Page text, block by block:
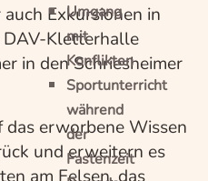
Umgang
mit
Konflikten
Sportunterricht
während
der
Fastenzeit
Exkursionen in
DAV-Kletterhalle
in den Schriesheimer
erworbene Wissen
und erweitern es